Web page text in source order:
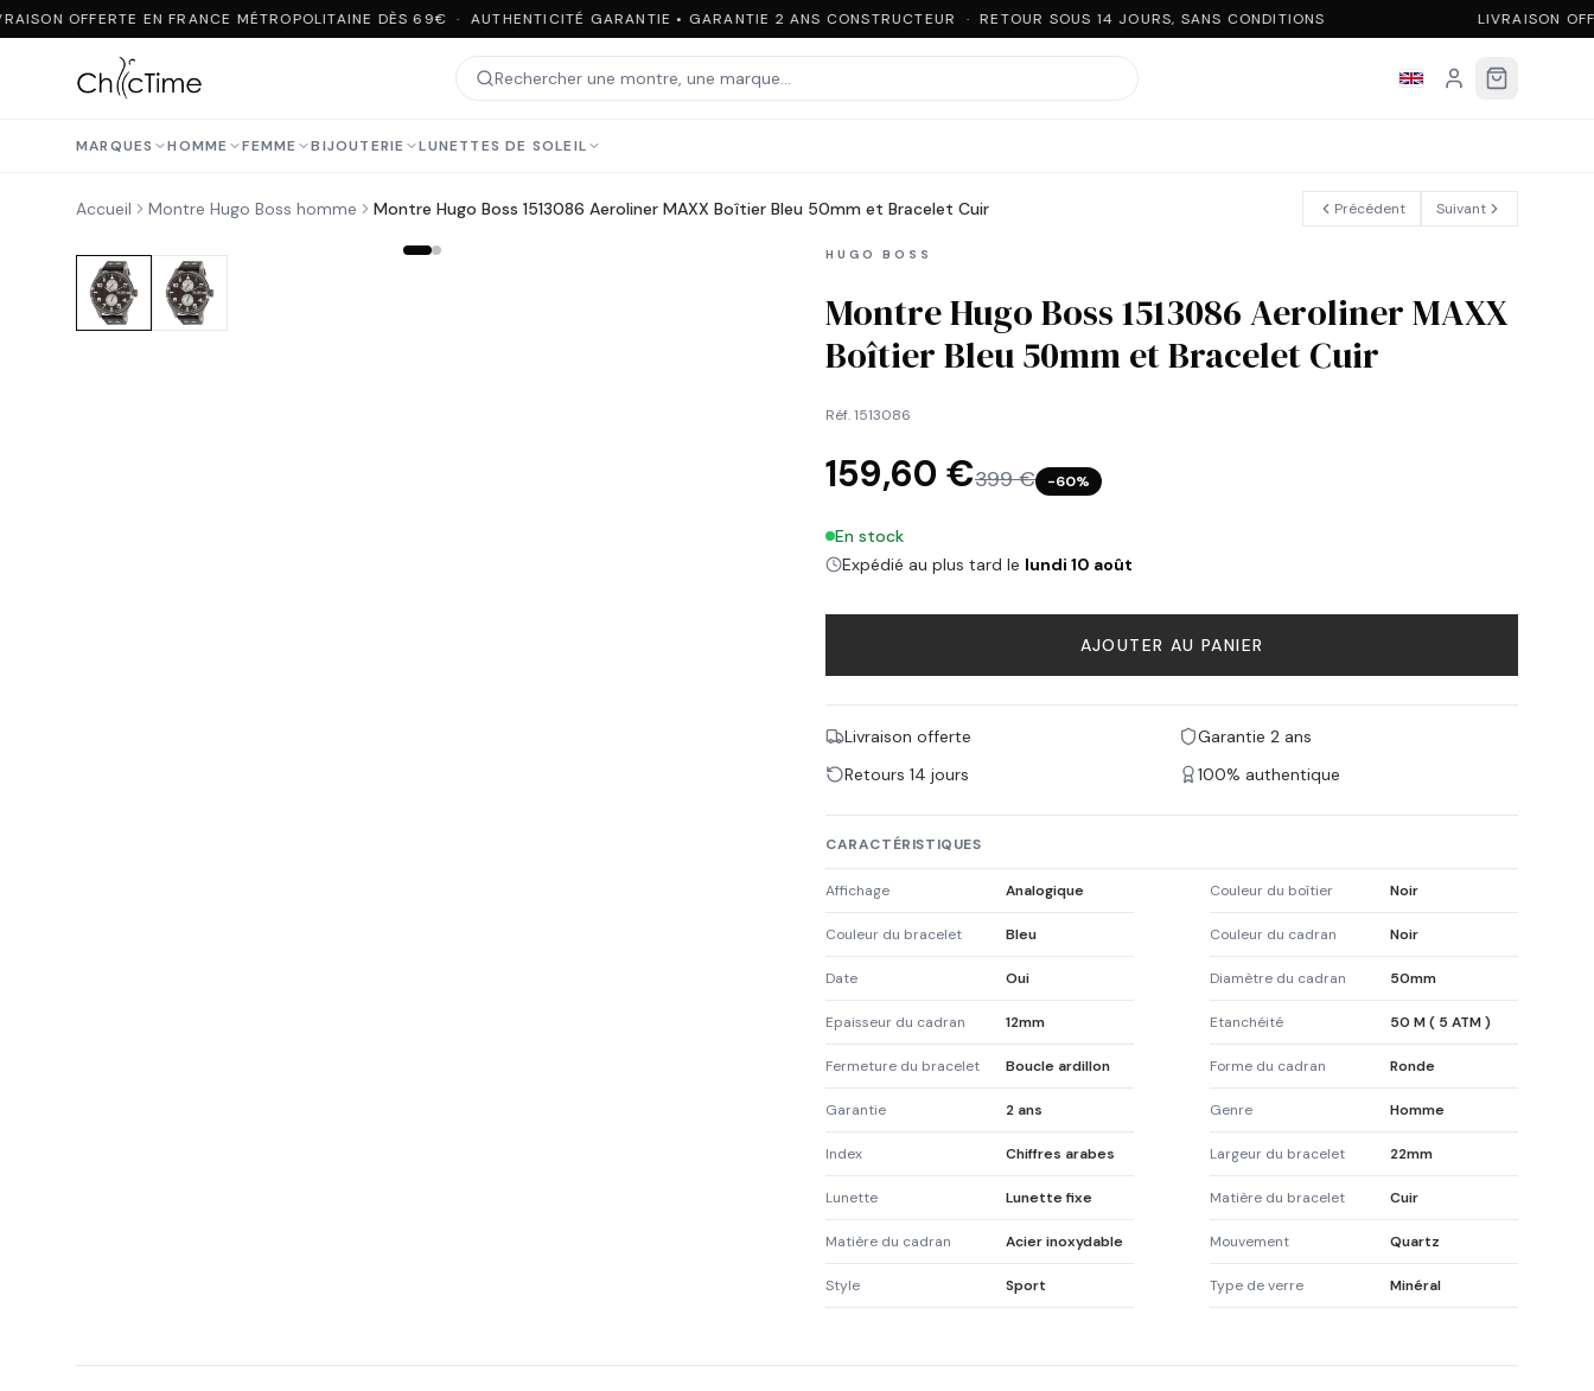
OFFERTE EN FRANCE MÉTROPOLITAINE DÈS 69€ · AUTHENTICITÉ GARANTIE • GARANTIE 2 ANS CONSTRUCTEUR · RETOUR SOUS 14 JOURS, SANS CONDITIONS LIVRAISON
MARQUES HOMME FEMME BIJOUTERIE LUNETTES DE SOLEIL
Accueil Montre Hugo Boss homme Montre Hugo Boss 1513086 Aeroliner MAXX Boîtier Bleu 50mm et Bracelet Cuir Précédent Suivant
HUGO BOSS
Montre Hugo Boss 1513086 Aeroliner MAXX
Boîtier Bleu 50mm et Bracelet Cuir
Réf.1513086
159,60 €399 € −60%
En stock
Expédié au plus tard le lundi 10 août
AJOUTER AU PANIER
Livraison offerte
Garantie 2 ans
Retours 14 jours
100% authentique
CARACTÉRISTIQUES
Affichage Analogique Couleur du boîtier Noir
Couleur du bracelet Bleu Couleur du cadran Noir
Date Oui Diamètre du cadran 50mm
Epaisseur du cadran 12mm Etanchéité 50 M ( 5 ATM )
Fermeture du bracelet Boucle ardillon Forme du cadran Ronde
Garantie 2 ans Genre Homme
Index Chiffres arabes Largeur du bracelet 22mm
Lunette Lunette fixe Matière du bracelet Cuir
Matière du cadran Acier inoxydable Mouvement Quartz
Style Sport Type de verre Minéral